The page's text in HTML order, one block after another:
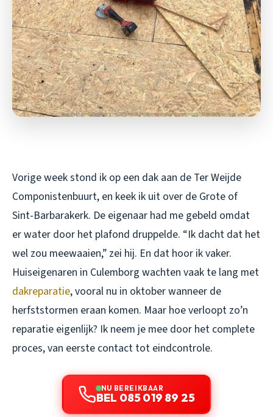
Vorige week stond ik op een dak aan de Ter Weijde
Componistenbuurt, en keek ik uit over de Grote of
Sint-Barbarakerk. De eigenaar had me gebeld omdat
er water door het plafond druppelde. “Ik dacht dat het
wel zou meewaaien,” zei hij. En dat hoor ik vaker.
Huiseigenaren in Culemborg wachten vaak te lang met
dakreparatie, vooral nu in oktober wanneer de
herfststormen eraan komen. Maar hoe verloopt zo’n
reparatie eigenlijk? Ik neem je mee door het complete
proces, van eerste contact tot eindcontrole.
NU BEREIKBAAR
BEL 085 019 89 25